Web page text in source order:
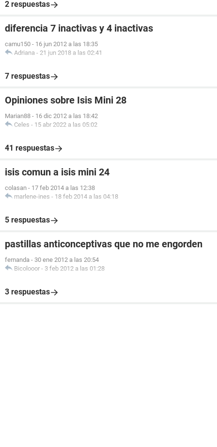
2 respuestas
diferencia 7 inactivas y 4 inactivas
camu150 - 16 jun 2012 a las 18:35
Adriana - 21 jun 2018 a las 02:41
7 respuestas
Opiniones sobre Isis Mini 28
Marian88 - 16 dic 2012 a las 18:42
Celes - 15 abr 2022 a las 05:02
41 respuestas
isis comun a isis mini 24
colasan - 17 feb 2014 a las 12:38
marlene-ines - 18 feb 2014 a las 04:18
5 respuestas
pastillas anticonceptivas que no me engorden
fernanda - 30 ene 2012 a las 20:54
Bicolooor - 3 feb 2012 a las 01:28
3 respuestas